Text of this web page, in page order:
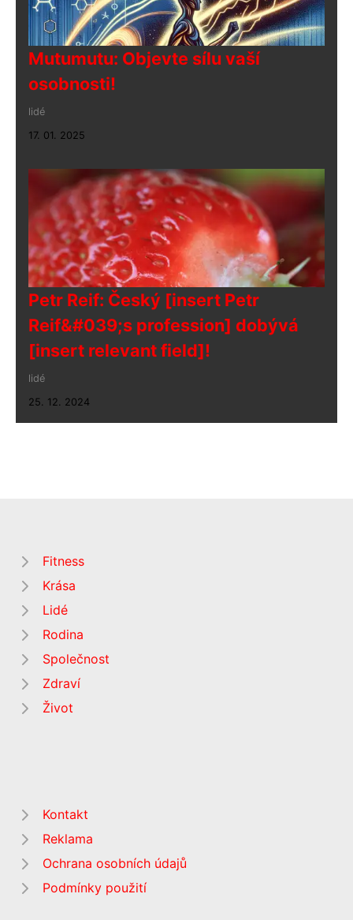
Mutumutu: Objevte sílu vaší
osobnosti!
lidé
17. 01. 2025
Petr Reif: Český [insert Petr
Reif&#039;s profession] dobývá
[insert relevant field]!
lidé
25. 12. 2024
Fitness
Krása
Lidé
Rodina
Společnost
Zdraví
Život
Kontakt
Reklama
Ochrana osobních údajů
Podmínky použití